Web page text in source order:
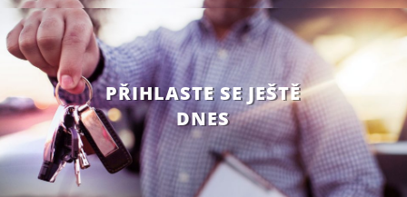
PŘIHLASTE SE JEŠTĚ
DNES